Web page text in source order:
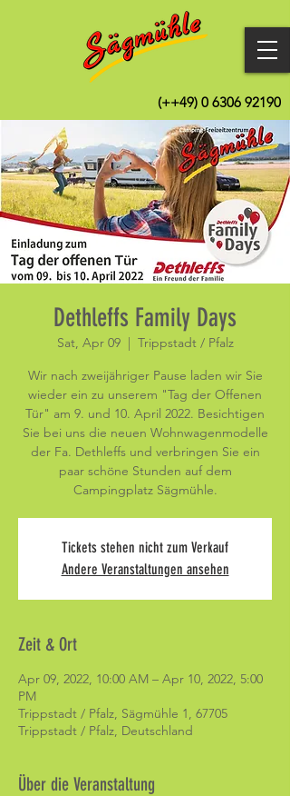
(++49) 0 6306 92190
Dethleffs Family Days
Sat, Apr 09
  |
Trippstadt / Pfalz
Wir nach zweijähriger Pause laden wir Sie
wieder ein zu unserem "Tag der Offenen
Tür" am 9. und 10. April 2022. Besichtigen
Sie bei uns die neuen Wohnwagenmodelle
der Fa. Dethleffs und verbringen Sie ein
paar schöne Stunden auf dem
Campingplatz Sägmühle.
Tickets stehen nicht zum Verkauf
Andere Veranstaltungen ansehen
Zeit & Ort
Apr 09, 2022, 10:00 AM – Apr 10, 2022, 5:00
PM
Trippstadt / Pfalz, Sägmühle 1, 67705
Trippstadt / Pfalz, Deutschland
Über die Veranstaltung